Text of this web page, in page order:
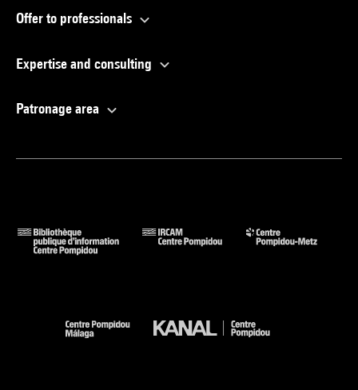
Offer to professionals
Expertise and consulting
Patronage area